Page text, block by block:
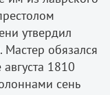
утвердил
обязался
1810
сень